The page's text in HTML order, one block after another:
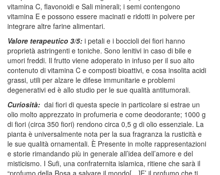
vitamina C, flavonoidi e Sali minerali; i semi contengono
vitamina E e possono essere macinati e ridotti in polvere per
integrare altre farine alimentari.
Valore terapeutico 3/5: i petali e i boccioli dei fiori hanno
proprietà astringenti e toniche. Sono lenitivi in caso di bile e
umori freddi. Il frutto viene adoperato in infuso per il suo alto
contenuto di vitamina C e composti bioattivi, e cosa insolita acidi
grassi, utili per alzare le difese immunitarie e problemi
degenerativi ed è allo studio per le sue qualità antitumorali.
Curiosità: dai fiori di questa specie in particolare si estrae un
olio molto apprezzato in profumeria e come deodorante; 1000 g
di fiori (circa 350 fiori) rendono circa 0,5 g di olio essenziale. La
pianta è universalmente nota per la sua fragranza la rusticità e
le sue qualità ornamentali. È Presente in molte rappresentazioni
e storie rimandando più in generale all’idea dell’amore e del
misticismo. I Sufi, una confraternita islamica, ritiene che sarà il
“profumo della Rosa a salvare il mondo[…]E’ il profumo che ti